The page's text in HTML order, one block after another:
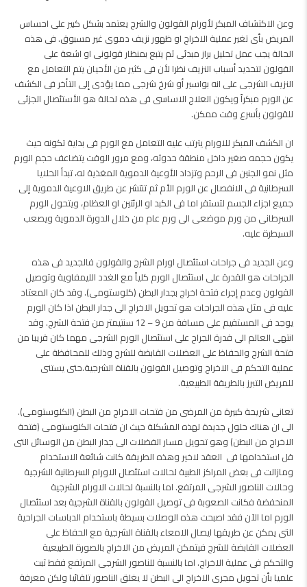
وعن الاكتشاف المبكر لأورام القولون والشرج يعتمد بشكل كبير على احساس
المريض بأى تغير عملية الاخراج او ظهور نزيف دموى غير مسبوق. فى هذه
الحالة يجب عمل تحليل براز مبدئى ثم يتبع بمنظار قولونى او اشعة على
القولون لتحديد أسباب النزيف نظرا لأن فى كثير من الأحيان يتم التعامل مع
النزيف الشرجى على انه بواسير أو شرخ شرجى مما يؤدى إلى التأخر فى الكشف
عن الورم مبكراً ويكون العلاج الاساسى فى هذه لحالة هو الأستئصال الجزئى
للقولون بأسرع وقت ممكن.
ان الكشف المبكر للاورام يترتب عليه التعامل مع الورم فى بداية تكونه حيث
يكون حجمه صغير داخل منطقة حدوثه، ومع مرور الوقت يتضاعف حجم الورم
مثل نمو الجنين فى الرحم وتزداد الأوعية الدموية المغذية له، تبدأ الخلايا
السرطانية فى الانفصال عن الورم الأم ثم تنتشر عن طريق الاوعية الدموية إلى
جميع اجزاء الجسم لتستقر اما فى الكبد او الرئتين او العظام، ويتحول الورم
السرطانى من ورم موضعى الى ورم عام من خلال الدورة الدموية ويصعب
السيطرة عليه.
وعن الجديد فى جراحات استئصال اورام الشرج والقولون فالجديد فى هذه
الجراحات هو القدرة على استئصال الورم كلياً مع الغدد الليمفاوية وتوصيل
القولون وعدم إجراء فتحة اخراج بجدار البطن (كلوستومى). وقد كان المعتاد
عليه فى مثل هذه الجراحات هو تحويل الاخراج الى جدار البطن اذا كان الورم
يوجد فى المستقيم على مسافة من 9 – 12 سنتيمتر من فتحة الشرج. وقد
انتهى العالم الى قدرة الجراح على استئصال الورم الشرجى مهما كان قريبا من
فتحة الشرج والحفاظ على العضلات القابضة للشرج وذلك للمحافظة على
عملية التحكم فى الاخراج وتوصيل القولون بالقناة الشرجية.حتى يستنى
للمريض التبرز بالطريقة الطبيعية.
تعانى شريحة كبيرة من المرضى من فتحات الاخراج من البطن (الكلوستومى).
الى ان هناك حلول جديدة لهذه المشكلة حيث ان فتحات الكلوستومى (فتحة
الاخراج من البطن) وهو تحويل مسار الفضلات الى جدار البطن من الوسائل التى
قل استخدامها فى العقد لاخير وهذه الطريقة كانت شائعة الاستخدام
ومازالت فى بعض المراكز الطبية لحالات استئصال الاورام السرطانية الشرجية
وحالات الناصور الشرجى المرتفع. اما بالنسبة لحالات الاورام الشرجية
المنخفضة فكانت الصعوبة فى توصيل القولون بالقناة الشرجية بعد استئصال
الورم اما الآن فقد اصبحت هذه الوصلات بسيطة باستخدام الدباسات الجراحية
التى يمكن عن طريقها ايصال الامعاء بالقناة الشرجية مع الحفاظ على
العضلات القابضة للشرج فيتمكن المريض من الاخراج بالصورة الطبيعية
والتحكم فى عملية الاخراج. اما بالنسبة للناصور الشرجى المرتفع فقط ثبت
علميا بأن تحويل مجرى الاخراج الى البطن لا يغلق الناصور تلقائيا ولكن معرفة